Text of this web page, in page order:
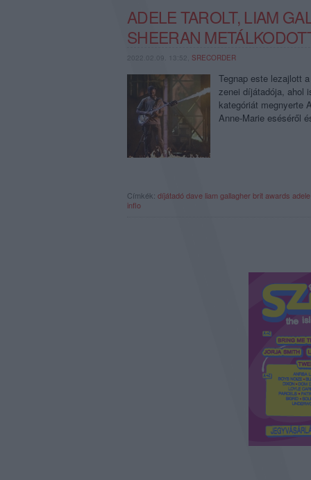
ADELE TAROLT, LIAM
SHEERAN
2022.02.09. 13:52, SRECORDER
Tegnap este lezajlott
zenei díjátadója, ahol
kategóriát megnyerte
Anne-Marie eséséről
Címkék: díjátadódave liam gallagher brit awards adele
inflo